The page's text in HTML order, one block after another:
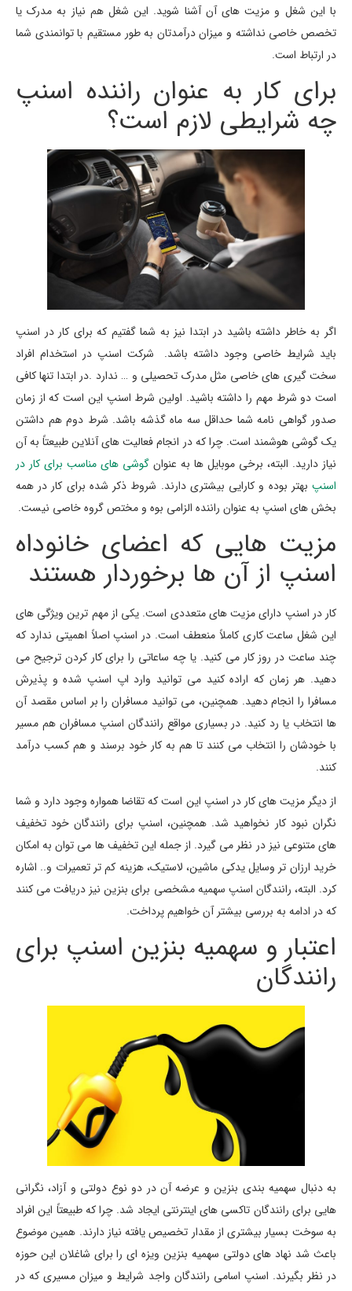
با این شغل و مزیت های آن آشنا شوید. این شغل هم نیاز به مدرک یا
تخصص خاصی نداشته و میزان درآمدتان به طور مستقیم با توانمندی شما
در ارتباط است.
برای کار به عنوان راننده اسنپ
چه شرایطی لازم است؟
اگر به خاطر داشته باشید در ابتدا نیز به شما گفتیم که برای کار در اسنپ
باید شرایط خاصی وجود داشته باشد. شرکت اسنپ در استخدام افراد
سخت گیری های خاصی مثل مدرک تحصیلی و … ندارد .در ابتدا تنها کافی
است دو شرط مهم را داشته باشید. اولین شرط اسنپ این است که از زمان
صدور گواهی نامه شما حداقل سه ماه گذشه باشد. شرط دوم هم داشتن
یک گوشی هوشمند است. چرا که در انجام فعالیت های آنلاین طبیعتاً به آن
نیاز دارید. البته، برخی موبایل ها به عنوان گوشی های مناسب برای کار در
اسنپ بهتر بوده و کارایی بیشتری دارند. شروط ذکر شده برای کار در همه
بخش های اسنپ به عنوان راننده الزامی بوه و مختص گروه خاصی نیست.
مزیت هایی که اعضای خانوداه
اسنپ از آن ها برخوردار هستند
کار در اسنپ دارای مزیت های متعددی است. یکی از مهم ترین ویژگی های
این شغل ساعت کاری کاملاً منعطف است. در اسنپ اصلاً اهمیتی ندارد که
چند ساعت در روز کار می کنید. یا چه ساعاتی را برای کار کردن ترجیح می
دهید. هر زمان که اراده کنید می توانید وارد اپ اسنپ شده و پذیرش
مسافرا را انجام دهید. همچنین، می توانید مسافران را بر اساس مقصد آن
ها انتخاب یا رد کنید. در بسیاری مواقع رانندگان اسنپ مسافران هم مسیر
با خودشان را انتخاب می کنند تا هم به کار خود برسند و هم کسب درآمد
کنند.
از دیگر مزیت های کار در اسنپ این است که تقاضا همواره وجود دارد و شما
نگران نبود کار نخواهید شد. همچنین، اسنپ برای رانندگان خود تخفیف
های متنوعی نیز در نظر می گیرد. از جمله این تخفیف ها می توان به امکان
خرید ارزان تر وسایل یدکی ماشین، لاستیک، هزینه کم تر تعمیرات و.. اشاره
کرد. البته، رانندگان اسنپ سهمیه مشخصی برای بنزین نیز دریافت می کنند
که در ادامه به بررسی بیشتر آن خواهیم پرداخت.
اعتبار و سهمیه بنزین اسنپ برای
رانندگان
به دنبال سهمیه بندی بنزین و عرضه آن در دو نوع دولتی و آزاد، نگرانی
هایی برای رانندگان تاکسی های اینترنتی ایجاد شد. چرا که طبیعتاً این افراد
به سوخت بسیار بیشتری از مقدار تخصیص یافته نیاز دارند. همین موضوع
باعث شد نهاد های دولتی سهمیه بنزین ویزه ای را برای شاغلان این حوزه
در نظر بگیرند. اسنپ اسامی رانندگان واجد شرایط و میزان مسیری که در